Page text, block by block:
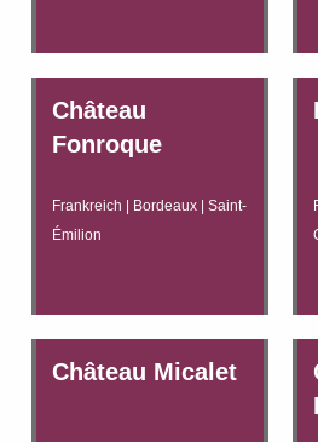
Château
Fonroque
Frankreich | Bordeaux | Saint-
Émilion
Château Micalet